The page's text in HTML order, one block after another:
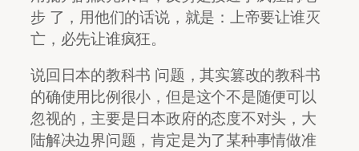
步 了，用他们的话说，就是：上帝要让谁灭
亡，必先让谁疯狂。
说回日本的教科书 问题，其实篡改的教科书
的确使用比例很小，但是这个不是随便可以
忽视的，主要是日本政府的态度不对头，大
陆解决边界问题，肯定是为了某种事情做准